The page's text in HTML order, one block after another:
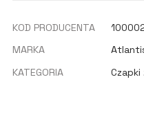
KOD PRODUCENTA
MARKA
KATEGORIA